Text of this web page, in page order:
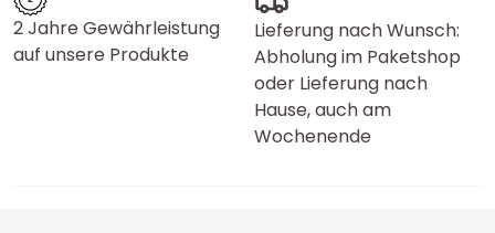
2 Jahre Gewährleistung
auf unsere Produkte
Lieferung nach Wunsch:
Abholung im Paketshop
oder Lieferung nach
Hause, auch am
Wochenende